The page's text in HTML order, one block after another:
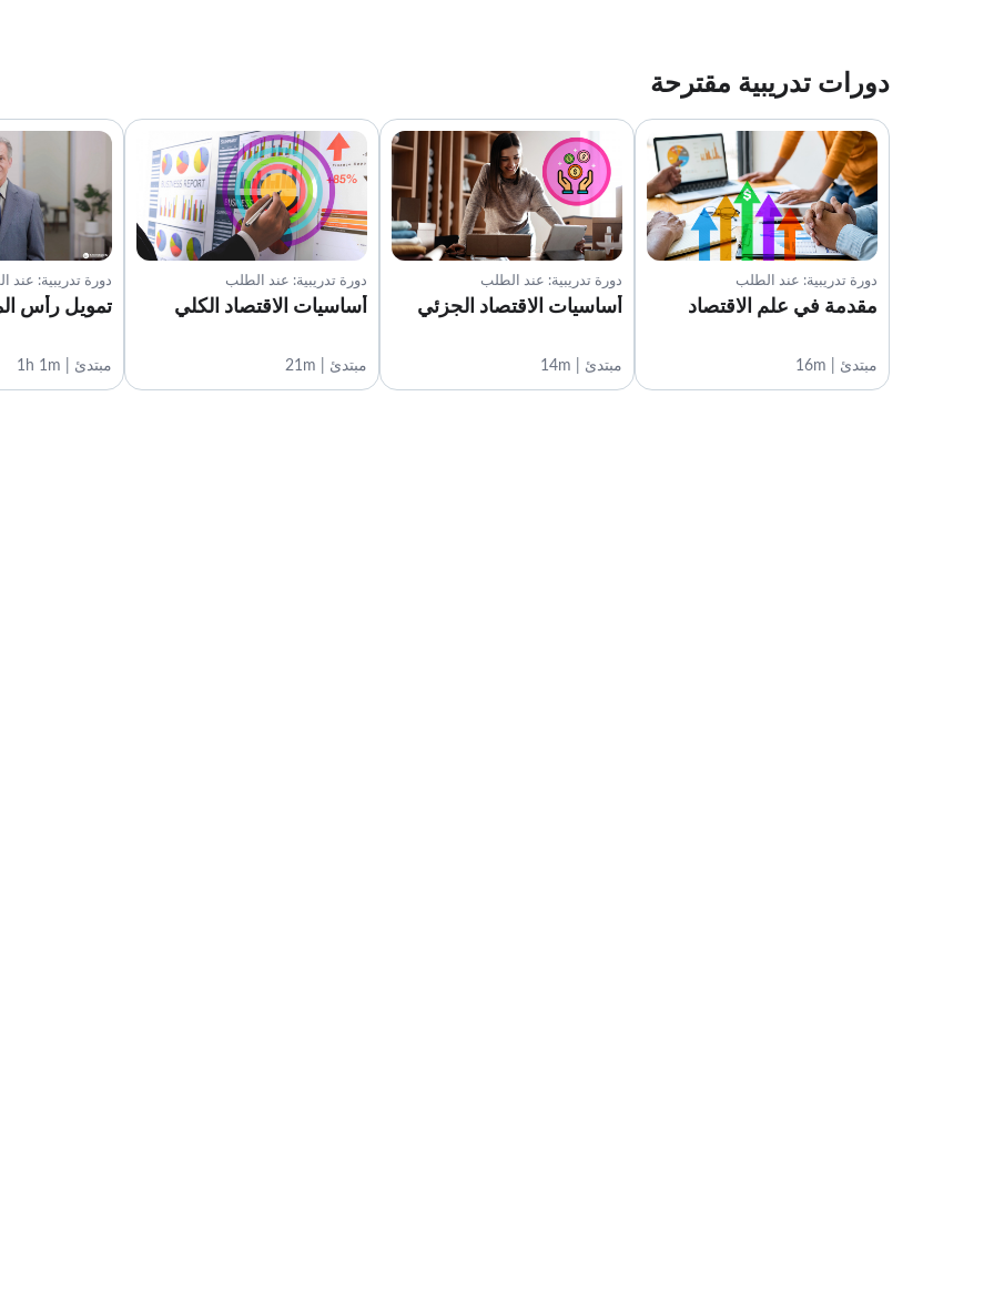
دورات تدريبية مقترحة
دورة تدريبية: عند الطلب
مقدمة في علم الاقتصاد
مبتدئ | 16m
دورة تدريبية: عند الطلب
أساسيات الاقتصاد الجزئي
مبتدئ | 14m
دورة تدريبية: عند الطلب
أساسيات الاقتصاد الكلي
مبتدئ | 21m
دورة تدريبية: عند
تمويل رأس
مبتدئ | 1h 1m